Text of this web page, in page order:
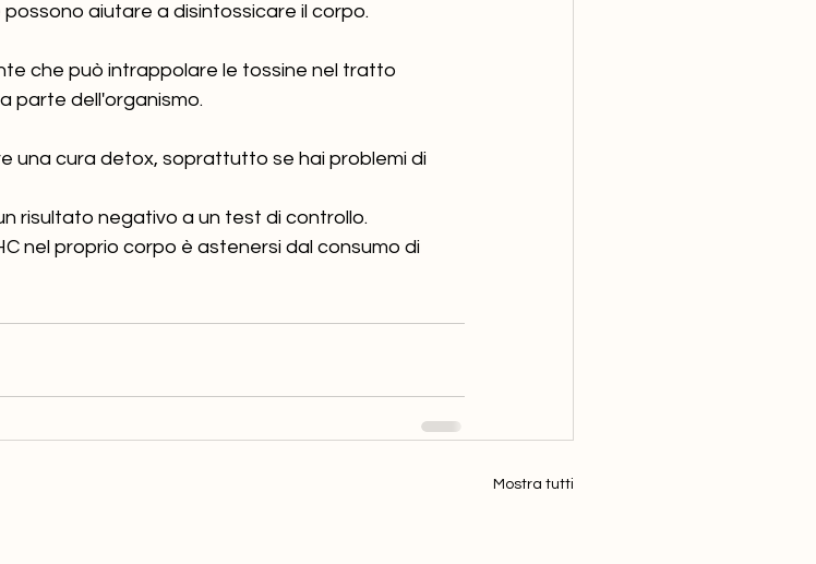
aiutare a disintossicare il corpo.
che può intrappolare le tossine nel tratto
parte dell'organismo.
una cura detox, soprattutto se hai problemi di
risultato negativo a un test di controllo.
nel proprio corpo è astenersi dal consumo di
Mostra tutti